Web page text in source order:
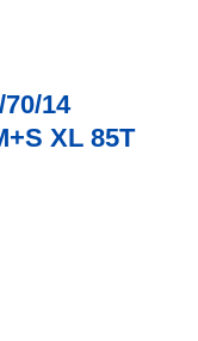
14
XL 85T